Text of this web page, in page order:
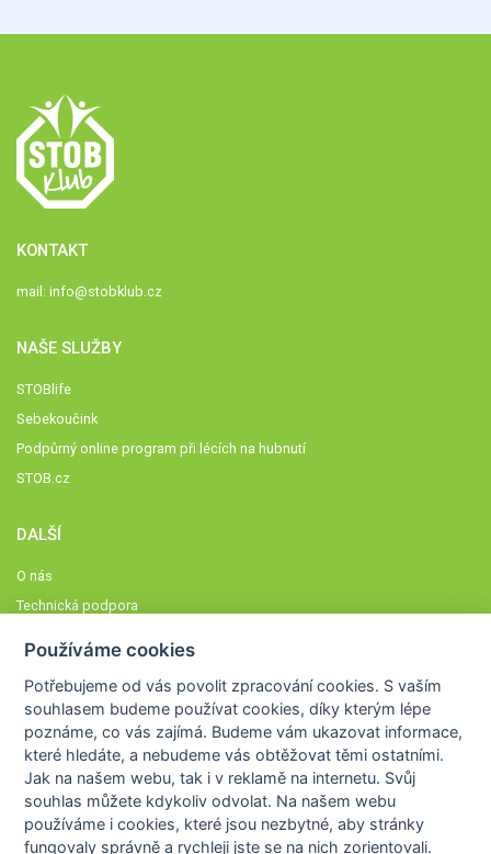
KONTAKT
mail: info@stobklub.cz
NAŠE SLUŽBY
STOBlife
Sebekoučink
Podpůrný online program při lécích na hubnutí
STOB.cz
DALŠÍ
O nás
Technická podpora
Členové STOBklubu
Zásady nakládání s osobními údaji
Otestujte se
Spočítejte si
Výzva 52
Používáme cookies
Potřebujeme od vás povolit zpracování cookies. S vaším
souhlasem budeme používat cookies, díky kterým lépe
poznáme,co vás zajímá. Budeme vám ukazovat informace,
které hledáte, a nebudeme vás obtěžovat těmi ostatními.
Jak na našem webu, tak i v reklamě na internetu. Svůj
souhlas můžete kdykoliv odvolat. Na našem webu
používáme i cookies, které jsou nezbytné, aby stránky
fungovaly správně a rychleji jste se na nich zorientovali.